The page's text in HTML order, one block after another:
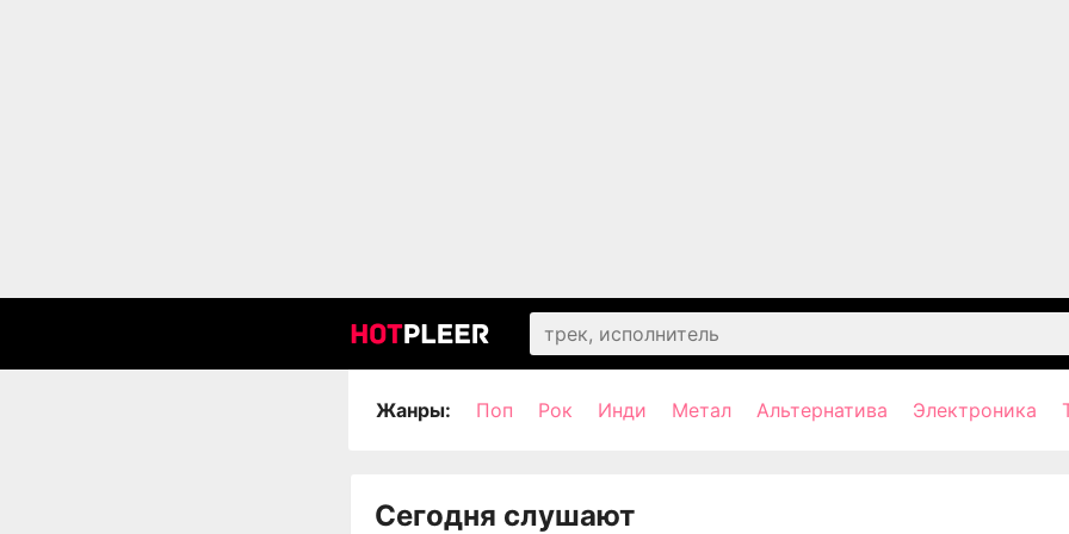
Жанры: Поп Рок Инди Метал Альтернатива Электроника
Сегодня слушают